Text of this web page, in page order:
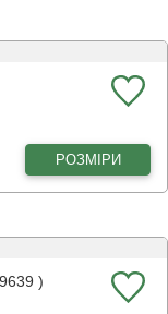
РОЗМІРИ
)